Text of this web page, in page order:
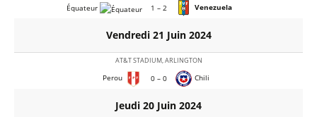
Équateur 1 – 2 Venezuela
Vendredi 21 Juin 2024
AT&T STADIUM, ARLINGTON
Perou 0 – 0 Chili
Jeudi 20 Juin 2024